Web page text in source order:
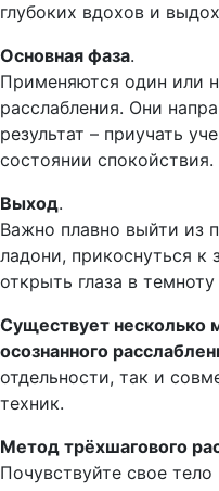
глубоких вдохов и
Основная фаза.
Применяются один или
расслабления. Они
результат – приучать
состоянии спокойствия.
Выход.
Важно плавно выйти из
ладони, прикоснуться
открыть глаза в
Существует несколько
осознанного
отдельности, так и
техник.
Метод трёхшагового
Почувствуйте свое тело